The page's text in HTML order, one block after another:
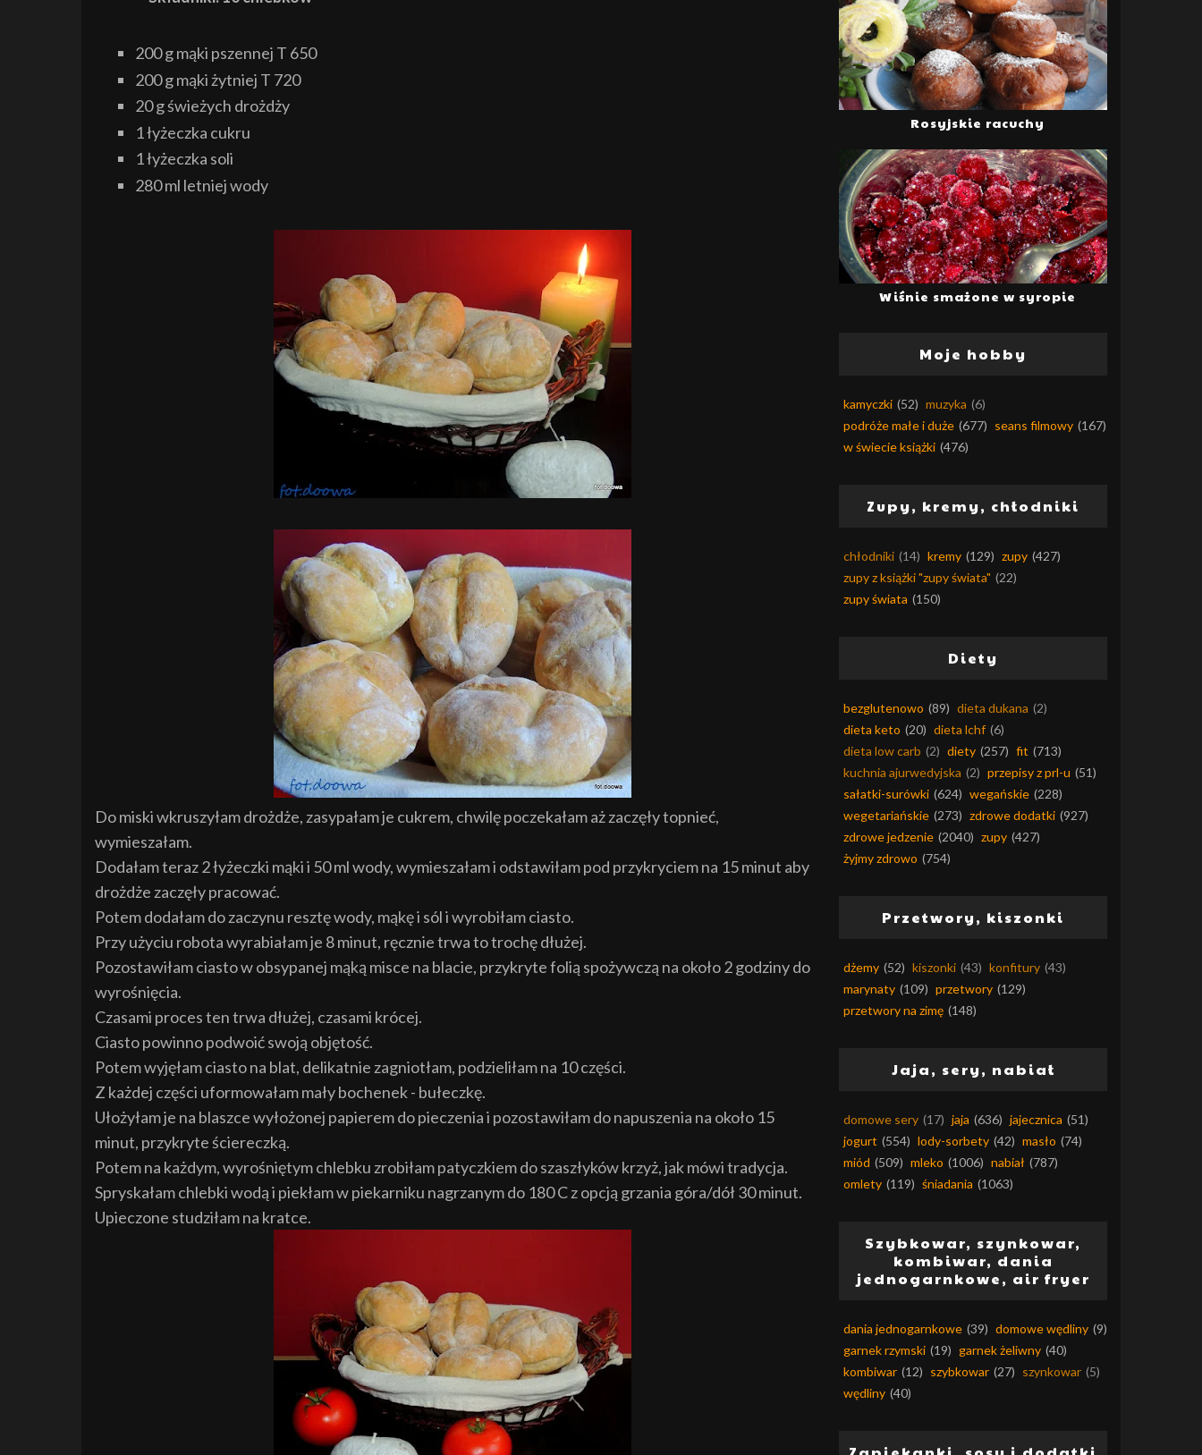
200 g mąki pszennej T 650
200 g mąki żytniej T 720
20 g świeżych drożdży
1 łyżeczka cukru
1 łyżeczka soli
280 ml letniej wody
Do miski wkruszyłam drożdże, zasypałam je cukrem, chwilę poczekałam aż zaczęły topnieć,
wymieszałam.
Dodałam teraz 2 łyżeczki mąki i 50 ml wody, wymieszałam i odstawiłam pod przykryciem na 15 minut aby
drożdże zaczęły pracować.
Potem dodałam do zaczynu resztę wody, mąkę i sól i wyrobiłam ciasto.
Przy użyciu robota wyrabiałam je 8 minut, ręcznie trwa to trochę dłużej.
Pozostawiłam ciasto w obsypanej mąką misce na blacie, przykryte folią spożywczą na około 2 godziny do
wyrośnięcia.
Czasami proces ten trwa dłużej, czasami krócej.
Ciasto powinno podwoić swoją objętość.
Potem wyjęłam ciasto na blat, delikatnie zagniotłam, podzieliłam na 10 części.
Z każdej części uformowałam mały bochenek - bułeczkę.
Ułożyłam je na blaszce wyłożonej papierem do pieczenia i pozostawiłam do napuszenia na około 15
minut, przykryte ściereczką.
Potem na każdym, wyrośniętym chlebku zrobiłam patyczkiem do szaszłyków krzyż, jak mówi tradycja.
Spryskałam chlebki wodą i piekłam w piekarniku nagrzanym do 180 C z opcją grzania góra/dół 30 minut.
Upieczone studziłam na kratce.
Rosyjskie racuchy
Wiśnie smażone w syropie
Moje hobby
kamyczki (52) muzyka (6)
podróże małe i duże (677) seans filmowy (167)
w świecie książki (476)
Zupy, kremy, chłodniki
chłodniki (14) kremy (129) zupy (427)
zupy z książki "zupy świata" (22)
zupy świata (150)
Diety
bezglutenowo (89) dieta dukana (2)
dieta keto (20) dieta lchf (6)
dieta low carb (2) diety (257) fit (713)
kuchnia ajurwedyjska (2) przepisy z prl-u (51)
sałatki-surówki (624) wegańskie (228)
wegetariańskie (273) zdrowe dodatki (927)
zdrowe jedzenie (2040) zupy (427)
żyjmy zdrowo (754)
Przetwory, kiszonki
dżemy (52) kiszonki (43) konfitury (43)
marynaty (109) przetwory (129)
przetwory na zimę (148)
Jaja, sery, nabiał
domowe sery (17) jaja (636) jajecznica (51)
jogurt (554) lody-sorbety (42) masło (74)
miód (509) mleko (1006) nabiał (787)
omlety (119) śniadania (1063)
Szybkowar, szynkowar,
kombiwar, dania
jednogarnkowe, air fryer
dania jednogarnkowe (39) domowe wędliny (9)
garnek rzymski (19) garnek żeliwny (40)
kombiwar (12) szybkowar (27) szynkowar (5)
wędliny (40)